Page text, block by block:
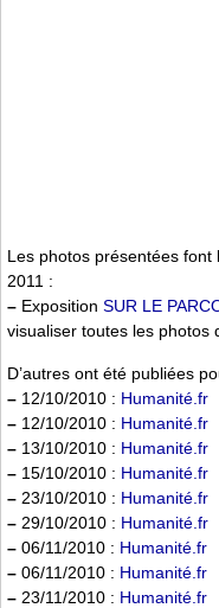
Les photos présentées font
2011 :
– Exposition SUR LE
visualiser toutes les photos
D’autres ont été publiées
– 12/10/2010 : Humanité.fr
– 12/10/2010 : Humanité.fr
– 13/10/2010 : Humanité.fr
– 15/10/2010 : Humanité.fr
– 23/10/2010 : Humanité.fr
– 29/10/2010 : Humanité.fr
– 06/11/2010 : Humanité.fr
– 06/11/2010 : Humanité.fr
– 23/11/2010 : Humanité.fr